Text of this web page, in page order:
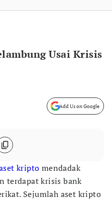
Usai Krisis
Add Us on Google
kripto mendadak
terdapat krisis bank
Sejumlah aset kripto